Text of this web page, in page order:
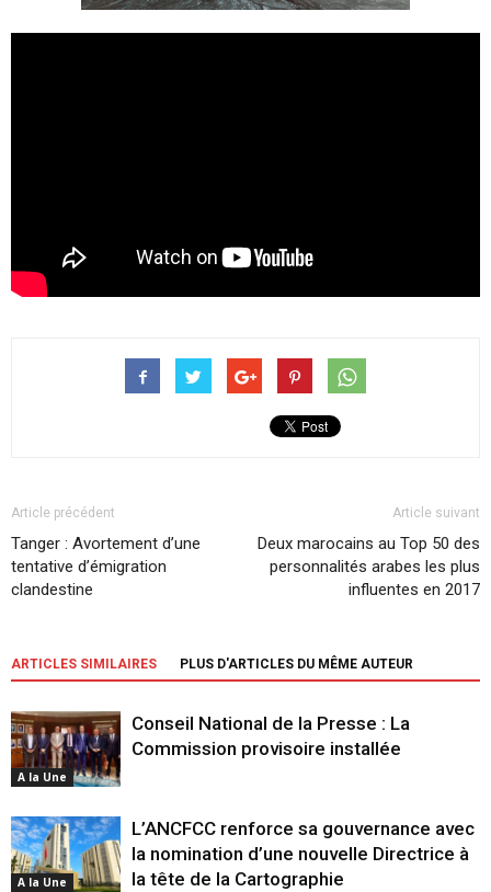
Article précédent
Tanger : Avortement d’une
tentative d’émigration
clandestine
Article suivant
Deux marocains au Top 50 des
personnalités arabes les plus
influentes en 2017
ARTICLES SIMILAIRES PLUS D'ARTICLES DU MÊME AUTEUR
A la Une
Conseil National de la Presse : La
Commission provisoire installée
A la Une
L’ANCFCC renforce sa gouvernance avec
la nomination d’une nouvelle Directrice à
la tête de la Cartographie